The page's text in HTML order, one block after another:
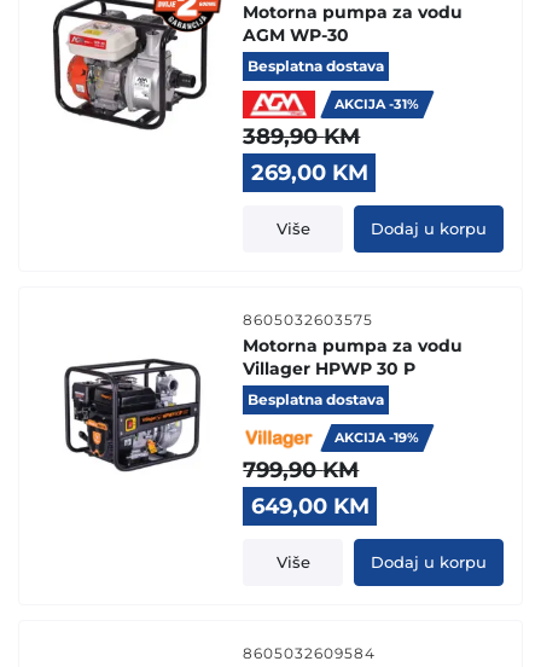
Motorna pumpa za vodu
AGM WP-30
Besplatna dostava
AKCIJA -31%
389,90KM
Original
price
was:
389,90 KM.
269,00 KM
price
is:
269,00 KM.
Više Dodaj u korpu
8605032603575
Motorna pumpa za vodu
Villager HPWP 30 P
Besplatna dostava
AKCIJA -19%
799,90KM
Original
price
was:
799,90 KM.
649,00 KM
price
is:
649,00 KM.
Više Dodaj u korpu
8605032609584